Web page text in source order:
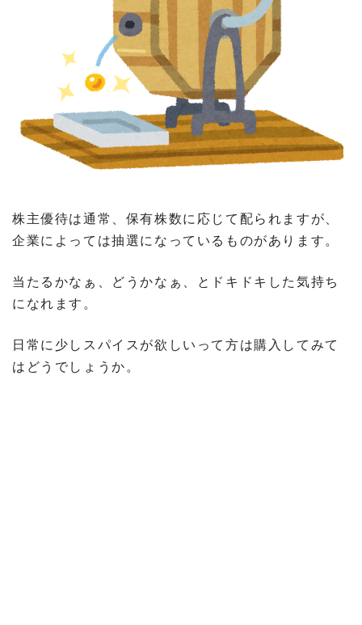
株主優待は通常、保有株数に応じて配られますが、
企業によっては抽選になっているものがあります。
当たるかなぁ、どうかなぁ、とドキドキした気持ち
になれます。
日常に少しスパイスが欲しいって方は購入してみて
はどうでしょうか。